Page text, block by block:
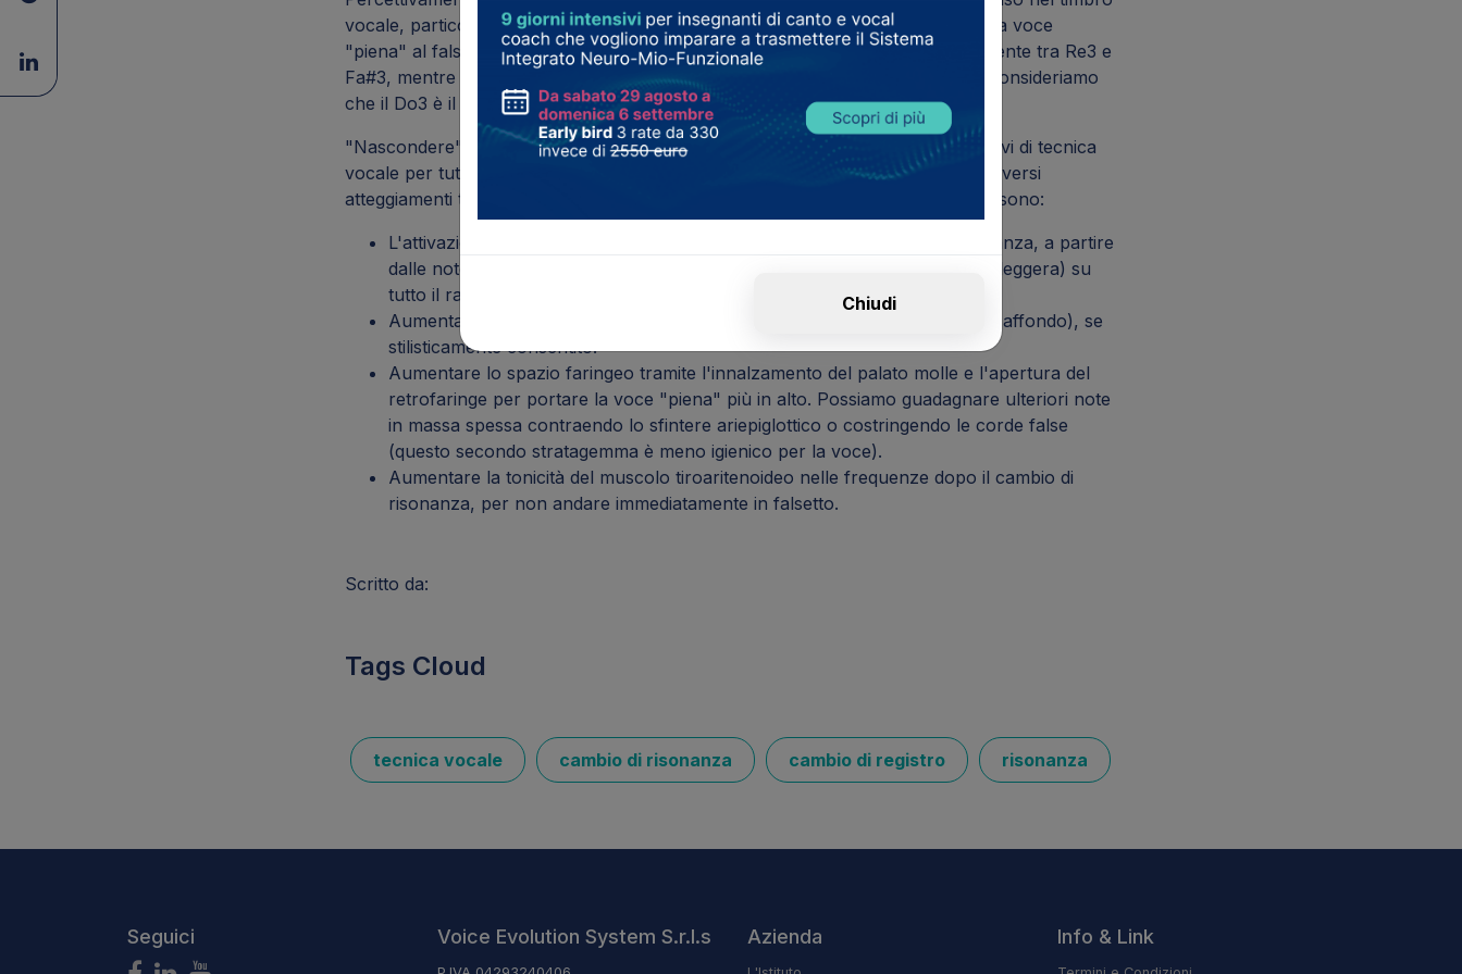
vocale, particolarmente evidente nei cantanti con corda spessa. Si passa da una voce
"piena" al falsetto. Nelle voci maschili, il cambio di risonanza avviene generalmente tra Re3 e
Fa#3, mentre nella maggior parte delle voci femminili si situa tra Ab3 e Do#4 (consideriamo
che il Do3 è il Do centrale sul pianoforte).
"Nascondere" percettivamente il cambio di risonanza è uno dei principali obiettivi di tecnica
vocale per tutti i cantanti. Questo scopo può essere conseguito apprendendo diversi
atteggiamenti tecnici, anche in associazione tra loro, detti
, che sono:
L'attivazione graduale del muscolo cricotiroideo prima del cambio di risonanza, a partire
dalle note gravi del range, utilizzando la qualità vocale del Cry (morbida e leggera) su
tutto il range.
Aumentare lo spazio laringeo, abbassando la laringe (ma senza andare in affondo), se
stilisticamente consentito.
Aumentare lo spazio faringeo tramite l'innalzamento del palato molle e l'apertura del
retrofaringe per portare la voce "piena" più in alto. Possiamo guadagnare ulteriori note
in massa spessa contraendo lo sfintere ariepiglottico o costringendo le corde false
(questo secondo stratagemma è meno igienico per la voce).
Aumentare la tonicità del muscolo tiroaritenoideo nelle frequenze dopo il cambio di
risonanza, per non andare immediatamente in falsetto.
Scritto da:
Tags Cloud
tecnica vocale cambio di risonanza cambio di registro risonanza
Seguici Voice Evolution System S.r.l.s Azienda Info & Link
Chiudi